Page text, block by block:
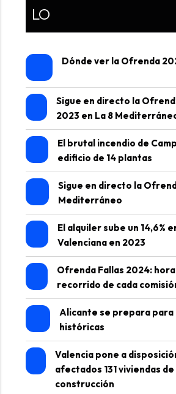
LO
Dónde ver la Ofrenda
Sigue en directo la
2023 en La 8
El brutal incendio de
edificio de 14 plantas
Sigue en directo la
Mediterráneo
El alquiler sube un 14,6%
Valenciana en 2023
Ofrenda Fallas 2024:
recorrido de cada
Alicante se prepara para
históricas
Valencia pone a
afectados 131 viviendas
construcción